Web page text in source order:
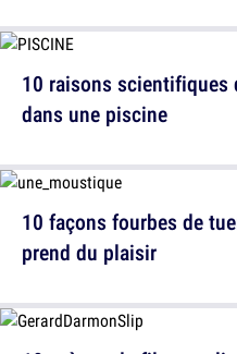
10 raisons scientifiques
dans une piscine
10 façons fourbes de
prend du plaisir